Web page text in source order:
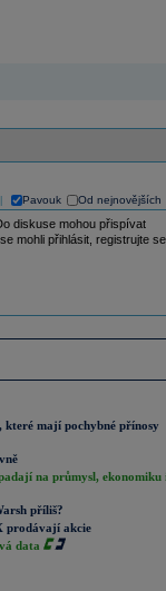
Pavouk Od nejnovějších
diskuse mohou přispívat
mohli přihlásit, registrujte se
mají pochybné přínosy
na průmysl, ekonomiku
příliš?
prodávají akcie
data